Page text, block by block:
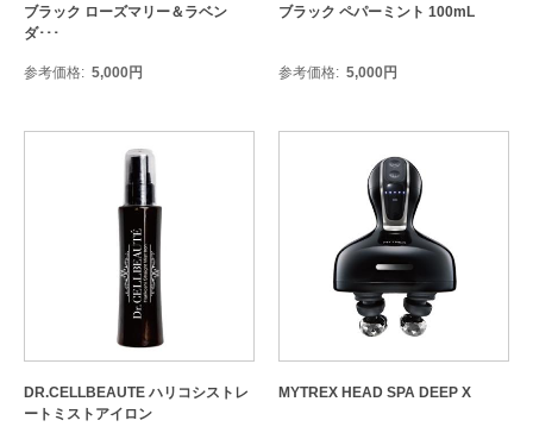
ブラック ローズマリー＆ラベン
ダ･･･
参考価格 5,000円
ブラック ペパーミント 100mL
参考価格 5,000円
DR.CELLBEAUTE ハリコシストレ
ートミストアイロン
MYTREX HEAD SPA DEEP X